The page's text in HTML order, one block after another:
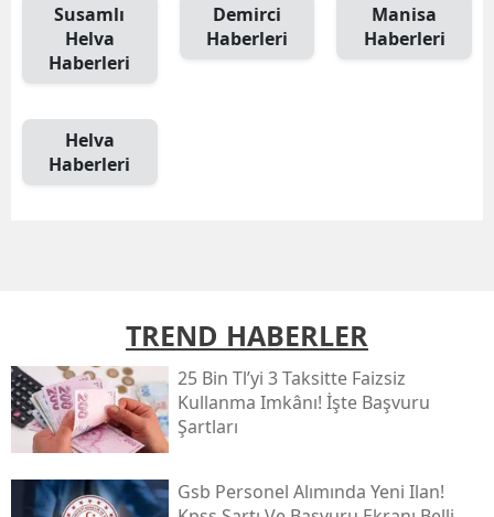
Susamlı
Helva
Haberleri
Demirci
Haberleri
Manisa
Haberleri
Helva
Haberleri
TREND HABERLER
25 Bin Tl’yi 3 Taksitte Faizsiz
Kullanma Imkânı! İşte Başvuru
Şartları
Gsb Personel Alımında Yeni Ilan!